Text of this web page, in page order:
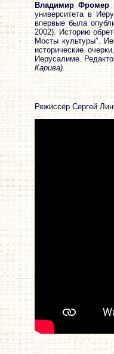
Владимир Фромер
университета в
впервые была
2002). Историю
Мосты культуры".
исторические
Иерусалиме.
Карива).
Режиссёр Сергей